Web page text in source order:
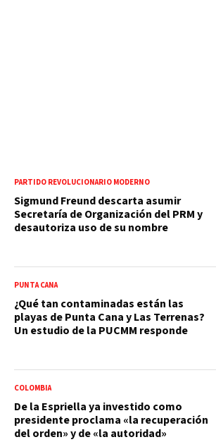
PARTIDO REVOLUCIONARIO MODERNO
Sigmund Freund descarta asumir
Secretaría de Organización del PRM y
desautoriza uso de su nombre
PUNTA CANA
¿Qué tan contaminadas están las
playas de Punta Cana y Las Terrenas?
Un estudio de la PUCMM responde
COLOMBIA
De la Espriella ya investido como
presidente proclama «la recuperación
del orden» y de «la autoridad»